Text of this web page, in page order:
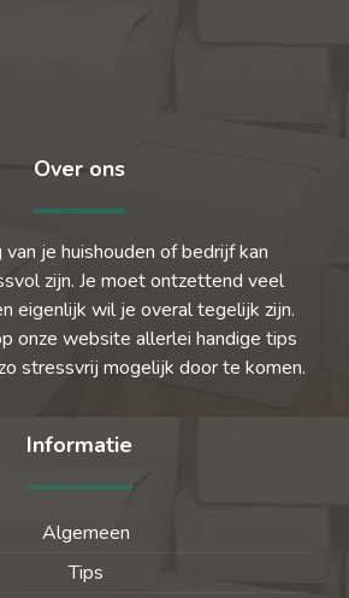
Over ons
van je huishouden of bedrijf kan
zijn. Je moet ontzettend veel
eigenlijk wil je overal tegelijk zijn.
onze website allerlei handige tips
stressvrij mogelijk door te komen.
Informatie
Algemeen
Tips